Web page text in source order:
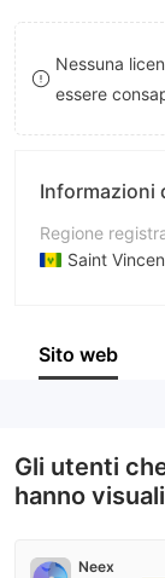
8
9
9
Nessuna
essere
Informazioni
Regione
Saint
Azienda
Sito web
Gli utenti
hanno
Neex